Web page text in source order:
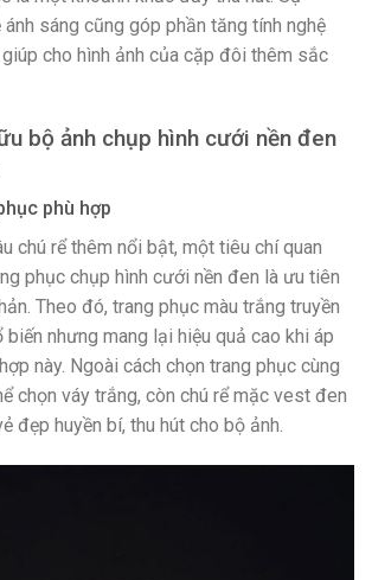
sáng cũng góp phần tăng tính nghệ
cho hình ảnh của cặp đôi thêm sắc
bộ ảnh chụp hình cưới nền đen
phù hợp
chú rể thêm nổi bật, một tiêu chí quan
phục chụp hình cưới nền đen là ưu tiên
Theo đó, trang phục màu trắng truyền
biến nhưng mang lại hiệu quả cao khi áp
này. Ngoài cách chọn trang phục cùng
chọn váy trắng, còn chú rể mặc vest đen
đẹp huyền bí, thu hút cho bộ ảnh.